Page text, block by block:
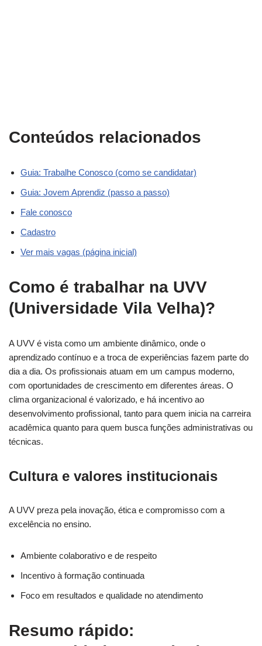
Conteúdos relacionados
Guia: Trabalhe Conosco (como se candidatar)
Guia: Jovem Aprendiz (passo a passo)
Fale conosco
Cadastro
Ver mais vagas (página inicial)
Como é trabalhar na UVV
(Universidade Vila Velha)?
A UVV é vista como um ambiente dinâmico, onde o
aprendizado contínuo e a troca de experiências fazem parte do
dia a dia. Os profissionais atuam em um campus moderno,
com oportunidades de crescimento em diferentes áreas. O
clima organizacional é valorizado, e há incentivo ao
desenvolvimento profissional, tanto para quem inicia na carreira
acadêmica quanto para quem busca funções administrativas ou
técnicas.
Cultura e valores institucionais
A UVV preza pela inovação, ética e compromisso com a
excelência no ensino.
Ambiente colaborativo e de respeito
Incentivo à formação continuada
Foco em resultados e qualidade no atendimento
Resumo rápido: